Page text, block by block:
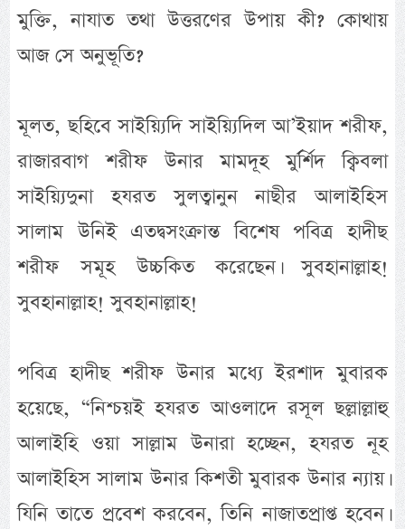
মুক্তি, নাযাত তথা উত্তরণের উপায় কী? কোথায়
আজ সে অনুভূতি?
মূলত, ছহিবে সাইয়্যিদি সাইয়্যিদিল আ’ইয়াদ শরীফ,
রাজারবাগ শরীফ উনার মামদূহ মুর্র্শিদ ক্বিবলা
সাইয়্যিদুনা হযরত সুলত্বানুন নাছীর আলাইহিস
সালাম উনিই এতদ্বসংক্রান্ত বিশেষ পবিত্র হাদীছ
শরীফ সমূহ উচ্চকিত করেছেন। সুবহানাল্লাহ!
সুবহানাল্লাহ! সুবহানাল্লাহ!
পবিত্র হাদীছ শরীফ উনার মধ্যে ইরশাদ মুবারক
হয়েছে, “নিশ্চয়ই হযরত আওলাদে রসূল ছল্লাল্লাহু
আলাইহি ওয়া সাল্লাম উনারা হচ্ছেন, হযরত নূহ
আলাইহিস সালাম উনার কিশতী মুবারক উনার ন্যায়।
যিনি তাতে প্রবেশ করবেন, তিনি নাজাতপ্রাপ্ত হবেন।